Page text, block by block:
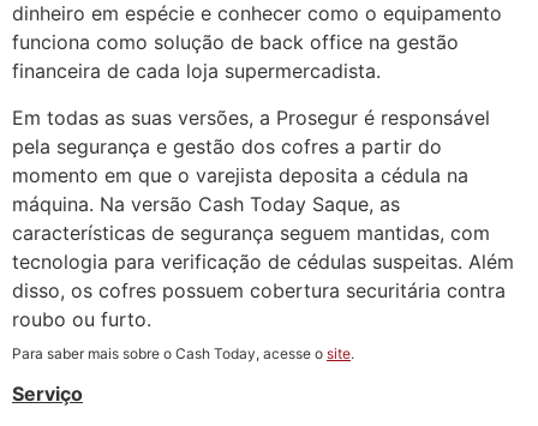
dinheiro em espécie e conhecer como o equipamento
funciona como solução de back office na gestão
financeira de cada loja supermercadista.
Em todas as suas versões, a Prosegur é responsável
pela segurança e gestão dos cofres a partir do
momento em que o varejista deposita a cédula na
máquina. Na versão Cash Today Saque, as
características de segurança seguem mantidas, com
tecnologia para verificação de cédulas suspeitas. Além
disso, os cofres possuem cobertura securitária contra
roubo ou furto.
Para saber mais sobre o Cash Today, acesse o site.
Serviço